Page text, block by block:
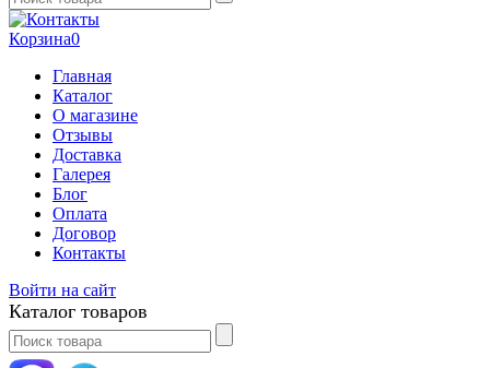
Корзина0
Главная
Каталог
О магазине
Отзывы
Доставка
Галерея
Блог
Оплата
Договор
Контакты
Войти на сайт
Каталог товаров